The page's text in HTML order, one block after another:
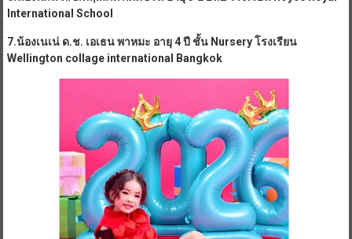
International School
7.น้องเนเน่ ด.ช. เอเธน พาหมะ อายุ 4 ปี ชั้น Nursery โรงเรียน
Wellington collage international Bangkok